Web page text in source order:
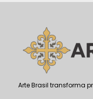
Arte Brasil transforma